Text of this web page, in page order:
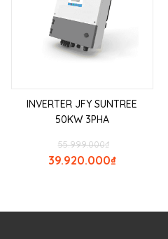
INVERTER JFY SUNTREE
50KW 3PHA
₫
55.999.000
₫
39.920.000